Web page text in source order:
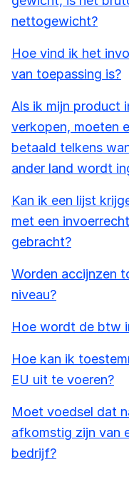
nettogewicht?
Hoe vind ik het
van toepassing is?
Als ik mijn product
verkopen, moeten
betaald telkens
ander land wordt
Kan ik een lijst
met een
gebracht?
Worden accijnzen
niveau?
Hoe wordt de btw
Hoe kan ik
EU uit te voeren?
Moet voedsel dat
afkomstig zijn van
bedrijf?